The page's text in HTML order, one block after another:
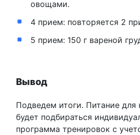
овощами.
4 прием: повторяется 2
5 прием: 150 г вареной
Вывод
Подведем итоги. Питание для
будет подбираться
программа тренировок с